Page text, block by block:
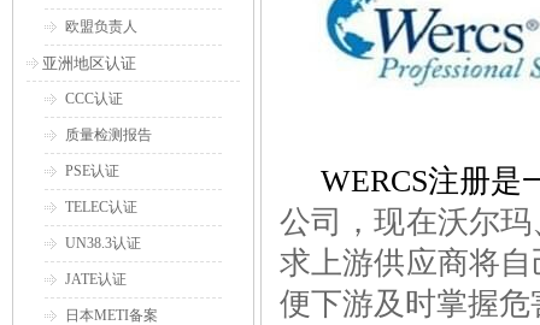
欧盟负责人
亚洲地区认证
CCC认证
质量检测报告
PSE认证
TELEC认证
UN38.3认证
JATE认证
日本METI备案
WERCS注册是
公司，现在沃尔
求上游供应商将
便下游及时掌握